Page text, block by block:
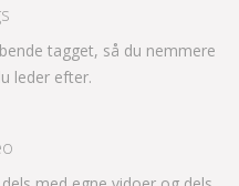
tagget, så du nemmere
leder efter.